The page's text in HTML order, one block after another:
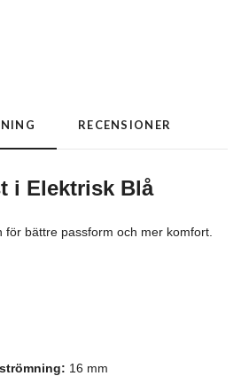
RECENSIONER
i Elektrisk Blå
för bättre passform och mer komfort.
16 mm